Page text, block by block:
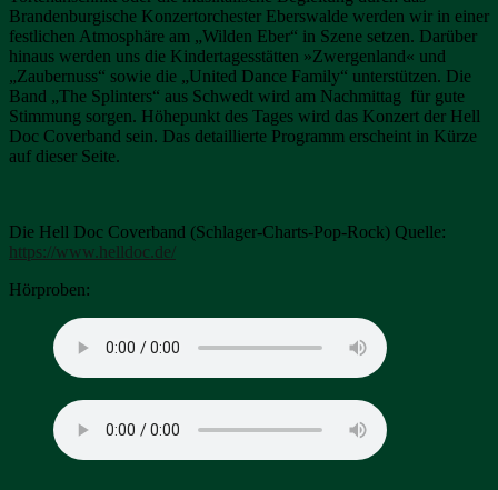
Brandenburgische Konzertorchester Eberswalde werden wir in einer
festlichen Atmosphäre am „Wilden Eber“ in Szene setzen. Darüber
hinaus werden uns die Kindertagesstätten »Zwergenland« und
„Zaubernuss“ sowie die „United Dance Family“ unterstützen. Die
Band „The Splinters“ aus Schwedt wird am Nachmittag für gute
Stimmung sorgen. Höhepunkt des Tages wird das Konzert der Hell
Doc Coverband sein. Das detaillierte Programm erscheint in Kürze
auf dieser Seite.
Die Hell Doc Coverband (Schlager-Charts-Pop-Rock) Quelle:
https://www.helldoc.de/
Hörproben: